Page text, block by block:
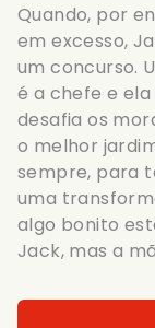
Quando, por
em excesso,
um concurso.
é a chefe e ela
desafia os
o melhor
sempre, para
uma
algo bonito
Jack, mas a